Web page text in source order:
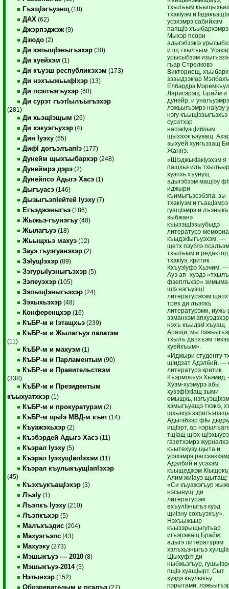
ГъэщIэгъуэнщ (18)
ДАХ (62)
Джэрпэджэж (9)
Дзюдо (2)
Ди зэпыщIэныгъэхэр (30)
Ди куейхэм (1)
Ди къуэш республикэхэм (173)
Ди нэхъыжьыфIхэр (13)
Ди псэлъэгъухэр (60)
Ди сурэт гъэтIылъыгъэхэр
(281)
Ди хьэщIэщым (26)
Ди хэкуэгъухэр (4)
Дин Iуэху (65)
ДифI догъэлъапIэ (177)
Дунейм щыхъыбархэр (248)
Дунеймрэ дэрэ (2)
Дунейпсо Адыгэ Хасэ (1)
Дыгъуасэ (146)
ДызыгъэпIейтей Iуэху (7)
Егъэджэныгъэ (186)
Жыжьэ-гъунэгъу (48)
Жылагъуэ (18)
Жьыщхьэ махуэ (12)
Зауэ гъуэгуанэхэр (2)
ЗэIущIэхэр (89)
ЗэгурыIуэныгъэхэр (5)
Зэпеуэхэр (105)
ЗэпыщIэныгъэхэр (24)
Зэхыхьэхэр (48)
Конференцхэр (16)
КъБР-м и Iэтащхьэ (239)
КъБР-м и Жылагъуэ палатэм
(11)
КъБР-м и махуэм (1)
КъБР-м и Парламентым (90)
КъБР-м и Правительствэм
(338)
КъБР-м и Президентым
къыхуатххэр (1)
КъБР-м и прокуратурэм (2)
КъБР-м щыIэ МВД-м къет (14)
Къуажэхьхэр (2)
Къэбэрдей Адыгэ Хасэ (11)
Къэрал Iуэху (5)
Къэрал IуэхущIапIэхэм (11)
Къэрал къулыкъущIапIэхэр
(45)
КъэхъукъащIэхэр (3)
ЛъэIу (1)
Лъэпкъ Iуэху (210)
Лъэпкъхэр (5)
Малъхъэдис (204)
Махуэгъэпс (43)
Махуэку (273)
Мэшыкъуэ — 2010 (8)
Мэшыкъуэ-2014(5)
Нэтынхэр (152)
Обозревателым и псалъэ (27)
тхылъым
тхакIуэм и
усэхэмрэ сабийхэм
папщIэ
Мыхэр псори
адыгэбзэкIэ
итщ тхылъым.
урысыбзэм
гъар Стрелковэ
Викториещ,
зэзыдзэкIар
Елбэрдрэ
Ларисэрэщ. Брайм и
дунейр, и
лэжьыгъэмрэ наIуэу
нэгу къыщIэзыгъэхьэ
сурэтхэр
напэкIуэцIиблым
щызэхэгъэуващ.
зыхуей хуигъэзащ
Жаннэ.
«ЩIэджыкIакIуэхэм я
пащхьэ илъ
хуэпхь хъунущ
адыгэбзэм мащIэу
иджыри
къимыгъэсэбэпа, зы
тхакIуэм и гъащIэмрэ
гуащIэмрэ и
зыбжанэ
къызэщIэзыубыдэ
литературэ-
къыдэкIыгъуэхэм, —
щетх пэублэ
тхылъым и
тхакIуэ, критик
КхъуэIуфэ Хьэчим. —
Ауэ ап- хуэдэ
фэеплъхэр»
щIэ нэгъуэщI
литературэхэм
трех ди лъэпкъ
литературэми,
зэманхэм апхуэдэхэр
нэхъ къыдэкI хъуащ.
Аращи, мы
тхылъ дапхъэм
хуейкъым».
«Иджыри студенту
щIидзат Адэлбий, —
литературэ критик
Къэрмокъуэ
Хуэм-хуэмурэ абы
хузэфIэкIащ зыми
емыщхь,
хэмыгъуащэ тхэкIэ,
щхьэхуэ
Адыгэбзэр фIы
ищIэрт, ар
тщIащ щIэх-щIэхыурэ
газетхэмрэ
къытехуэу щыта и
усэхэмрэ
Адэлбий и усэхэм
къыщеджэм
Алим жиIауэ щытащ:
«Си къуажэгъур
нэсынущ, ди
литературэм
ехъулIэныгъэ куэд
щиIэну сохъуэхъу».
Нэхъыжьыр
къызэрыщыгугъар
игъэпэжащ Брайм:
адыгэ литературэм
хэлъхьэныгъэ
ЦIыхуфIт ди
ныбжьэгъур,
пщIэ хуащIырт. Сыт
хуэдэ къулыкъу
пэрытами,